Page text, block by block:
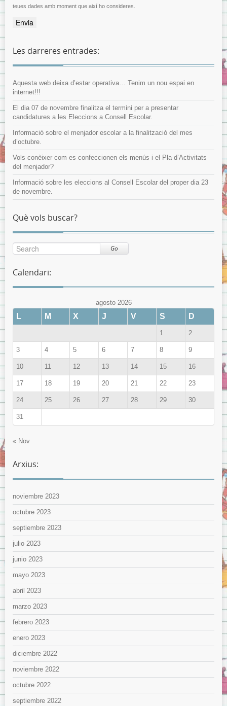
teues dades amb moment que així ho consideres.
Les darreres entrades:
Aquesta web deixa d’estar operativa… Tenim un nou espai en
internet!!!
El dia 07 de novembre finalitza el termini per a presentar
candidatures a les Eleccions a Consell Escolar.
Informació sobre el menjador escolar a la finalització del mes
d’octubre.
Vols conèixer com es confeccionen els menús i el Pla d’Activitats
del menjador?
Informació sobre les eleccions al Consell Escolar del proper dia 23
de novembre.
Què vols buscar?
Go
Calendari:
agosto 2026
L M X J V S D
1 2
3 4 5 6 7 8 9
10 11 12 13 14 15 16
17 18 19 20 21 22 23
24 25 26 27 28 29 30
31
« Nov
Arxius:
noviembre 2023
octubre 2023
septiembre 2023
julio 2023
junio 2023
mayo 2023
abril 2023
marzo 2023
febrero 2023
enero 2023
diciembre 2022
noviembre 2022
octubre 2022
septiembre 2022